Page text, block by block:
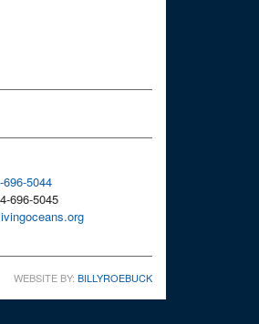
696-5044
696-5045
WEBSITE BY: BILLYROEBUCK